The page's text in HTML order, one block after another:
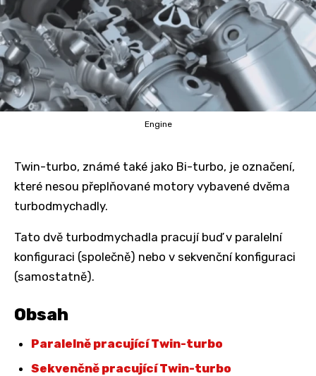
Engine
Twin-turbo, známé také jako Bi-turbo, je označení,
které nesou přeplňované motory vybavené dvěma
turbodmychadly.
Tato dvě turbodmychadla pracují buď v paralelní
konfiguraci (společně) nebo v sekvenční konfiguraci
(samostatně).
Obsah
Paralelně pracující Twin-turbo
Sekvenčně pracující Twin-turbo